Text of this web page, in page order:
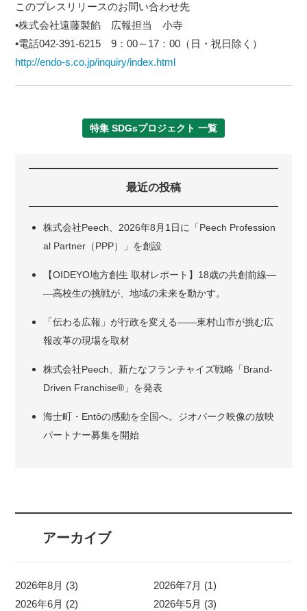
このプレスリリースのお問い合わせ先
•株式会社遠藤製餡 広報担当 小寺
•電話042-391-6215 9：00～17：00（日・祝日除く）
http://endo-s.co.jp/inquiry/index.html
特集 SDGsプロジェクト 一覧
最近の投稿
株式会社Peech、2026年8月1日に「Peech Profession
al Partner（PPP）」を創設
【OIDEYO地方創生 取材レポート】18歳の共創前線―
―高校生の挑戦が、地域の未来を動かす。
「伝わる広報」が行政を変える――東村山市が挑む広
報改革の現場を取材
株式会社Peech、新たなフランチャイズ戦略「Brand-
Driven Franchise®」を発表
海士町・Entôの感動を全国へ。ジオパーク映像の放映
パートナー募集を開始
アーカイブ
2026年8月 (3)
2026年7月 (1)
2026年6月 (2)
2026年5月 (3)